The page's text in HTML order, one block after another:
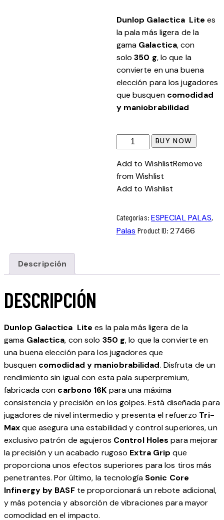
original
era:
240.00€.
actual
es:
199.00€.
Dunlop Galactica Lite es
la pala más ligera de la
gama Galactica, con
solo350 g, lo que la
convierte en una buena
elección para los jugadores
que busquen comodidad
y maniobrabilidad
Dunlop
Galactica
Lite
25
cantidad
BUY NOW
Add to WishlistRemove
from Wishlist
Add to Wishlist
Categorías: ESPECIAL PALAS,
Palas Product ID:27466
Descripción
DESCRIPCIÓN
Dunlop Galactica Lite es la pala más ligera de la
gama Galactica, con solo 350 g, lo que la convierte en
una buena elección para los jugadores que
busquen comodidad y maniobrabilidad. Disfruta de un
rendimiento sin igual con esta pala superpremium,
fabricada con carbono 16K para una máxima
consistencia y precisión en los golpes. Está diseñada para
jugadores de nivel intermedio y presenta el refuerzo Tri-
Maxque asegura una estabilidad y control superiores, un
exclusivo patrón de agujeros Control Holes para mejorar
la precisión y un acabado rugoso Extra Grip que
proporciona unos efectos superiores para los tiros más
penetrantes. Por último, la tecnología Sonic Core
Infinergy by BASFte proporcionará un rebote adicional,
y más potencia y absorción de vibraciones para mayor
comodidad en el impacto.